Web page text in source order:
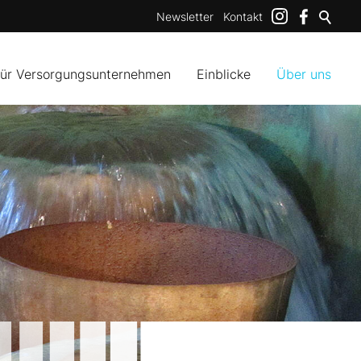
Newsletter Kontakt
Versorgungsunternehmen Einblicke Über uns